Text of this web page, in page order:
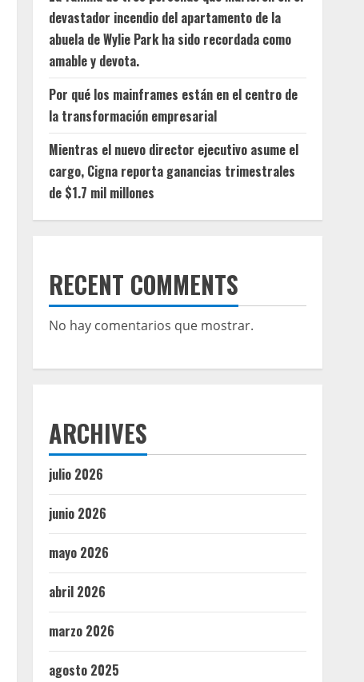
devastador incendio del apartamento de la
abuela de Wylie Park ha sido recordada como
amable y devota.
Por qué los mainframes están en el centro de
la transformación empresarial
Mientras el nuevo director ejecutivo asume el
cargo, Cigna reporta ganancias trimestrales
de $1.7 mil millones
RECENT COMMENTS
No hay comentarios que mostrar.
ARCHIVES
julio 2026
junio 2026
mayo 2026
abril 2026
marzo 2026
agosto 2025